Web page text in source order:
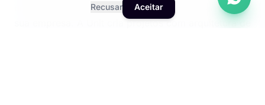
um ativo digital que trabalha 24 horas por dia para
sua empresa. A Unit cria projetos com arquitetura de
Recusar
Aceitar